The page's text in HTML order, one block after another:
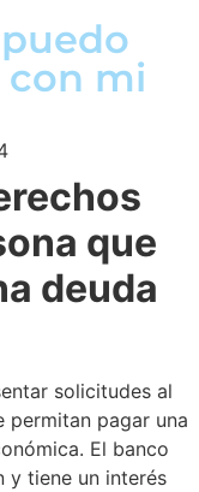
con mi
que
deuda
solicitudes al
permitan pagar una
El banco
y tiene un interés